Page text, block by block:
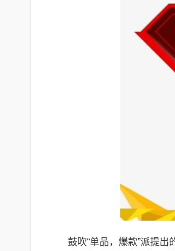
鼓吹“单品，爆款”派提